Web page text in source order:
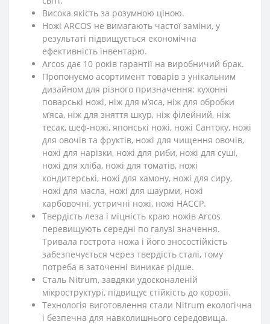
Висока якість за розумною ціною.
Ножі ARCOS не вимагають частої заміни, у
результаті підвищується економічна
ефективність інвентарю.
Arcos дає 10 років гарантії на виробничий брак.
Пропонуємо асортимент товарів з унікальним
дизайном для різного призначення: кухонні
поварські ножі, ніж для м’яса, ніж для обробки
м’яса, ніж для зняття шкур, ніж філейний, ніж
тесак, шеф-ножі, японські ножі, ножі Сантоку, ножі
для овочів та фруктів, ножі для чищення овочів,
ножі для нарізки, ножі для риби, ножі для суші,
ножі для хліба, ножі для томатів, ножі
кондитерські, ножі для хамону, ножі для сиру,
ножі для масла, ножі для шаурми, ножі
карбовочні, устричні ножі, ножі HACCP.
Твердість леза і міцність краю ножів Arcos
перевищують середні по галузі значення.
Тривала гострота ножа і його зносостійкість
забезпечується через твердість сталі, тому
потреба в заточенні виникає рідше.
Сталь Nitrum, завдяки удосконаленій
мікроструктурі, підвищує стійкість до корозії.
Технологія виготовлення стали Nitrum екологічна
і безпечна для навколишнього середовища.